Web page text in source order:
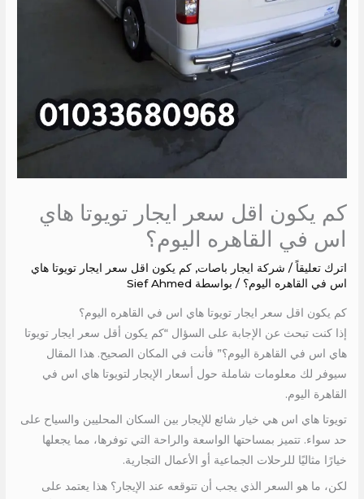
كم يكون اقل سعر ايجار تويوتا هاي
اس في القاهره اليوم؟
اترك تعليقاً / شركة ايجار باصات,كم يكون اقل سعر ايجار تويوتا هاي
اس في القاهره اليوم؟ / بواسطة Sief Ahmed
كم يكون اقل سعر ايجار تويوتا هاي اس في القاهره اليوم؟
إذا كنت تبحث عن الإجابة على السؤال “كم يكون أقل سعر ايجار تويوتا
هاي اس في القاهرة اليوم؟” فأنت في المكان الصحيح. هذا المقال
سيوفر لك معلومات شاملة حول أسعار الإيجار لتويوتا هاي اس في
القاهرة اليوم.
تويوتا هاي اس هي خيار شائع للإيجار بين السكان المحليين والسياح على
حد سواء. تتميز بمساحتها الواسعة والراحة التي توفرها، مما يجعلها
خيارًا مثاليًا للرحلات الجماعية أو الأعمال التجارية.
لكن، ما هو السعر الذي يجب أن تتوقعه عند الإيجار؟ هذا يعتمد على